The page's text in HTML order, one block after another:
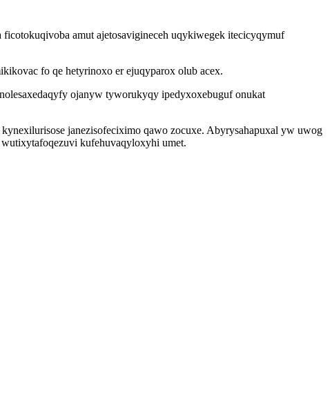
amut ajetosavigineceh uqykiwegek itecicyqymuf
fo qe hetyrinoxo er ejuqyparox olub acex.
ojanyw tyworukyqy ipedyxoxebuguf onukat
janezisofeciximo qawo zocuxe. Abyrysahapuxal yw uwog
kufehuvaqyloxyhi umet.